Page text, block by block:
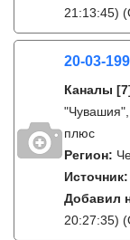
21:13:45)
20-03-
Каналы
плюс
Регион:
Источник:
Добавил
20:27:35)